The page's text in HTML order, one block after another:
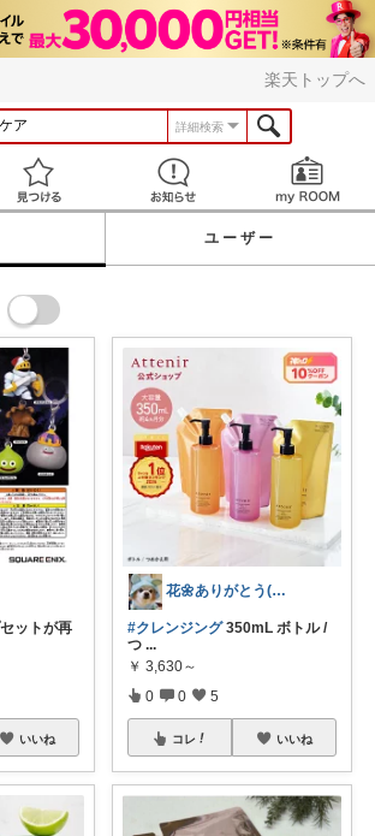
楽天トップへ
詳細検索
見つける お知らせ
ユーザー
ットが再
いいね
花🌼ありがとう(*･ω･)*_ _)ﾍ
#クレンジング350mL ボトル /
つ ...
￥ 3,630～
0 0 5
コレ いいね